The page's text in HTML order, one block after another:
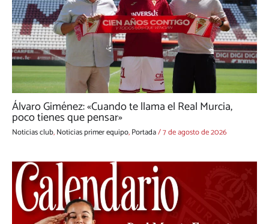
Álvaro Giménez: «Cuando te llama el Real Murcia,
poco tienes que pensar»
Noticias club,Noticias primer equipo,Portada/7 de agosto de 2026